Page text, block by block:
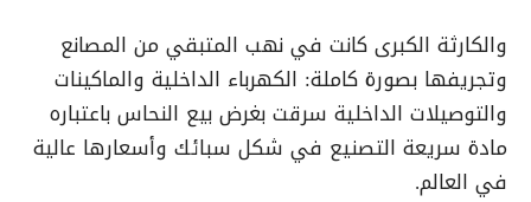
والكارثة الكبرى كانت في نهب المتبقي من المصانع
وتجريفها بصورة كاملة: الكهرباء الداخلية والماكينات
والتوصيلات الداخلية سرقت بغرض بيع النحاس باعتباره
مادة سريعة التصنيع في شكل سبائك وأسعارها عالية
في العالم.